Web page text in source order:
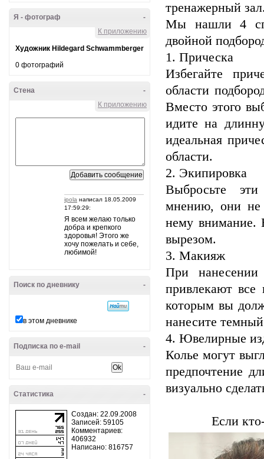
-
Я - фотограф
К приложению
Художник Hildegard Schwammberger
0 фотографий
-
Стена
К приложению
ipola написал 18.05.2009
17:59:29:
Я всем желаю только
добра и крепкого
здоровья! Этого же
хочу пожелать и себе,
любимой!
-
Поиск по дневнику
в этом дневнике
-
Подписка по e-mail
-
Статистика
Создан: 22.09.2008
Записей: 59105
Комментариев:
406932
Написано: 816757
тренажерный
Мы нашли 4
двойной
1. Прическа
Избегайте
области
Вместо этого
идите на
идеальная
области.
2. Экипировка
Выбросьте
мнению, они не
нему внимание.
вырезом.
3. Макияж
При
привлекают
которым вы
нанесите
4. Ювелирные
Колье могут
предпочтение
визуально
Если